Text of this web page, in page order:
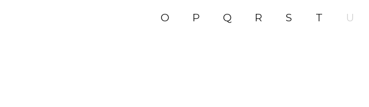
O P Q R S T U